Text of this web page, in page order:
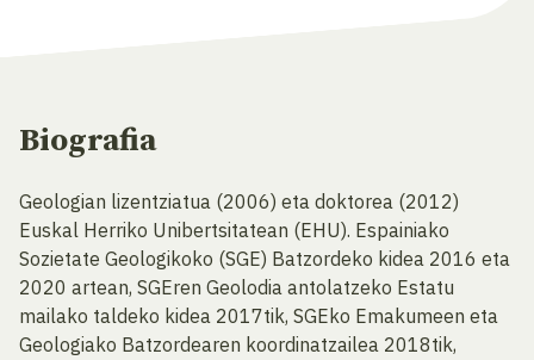
Biografia
Geologian lizentziatua (2006) eta doktorea (2012)
Euskal Herriko Unibertsitatean (EHU). Espainiako
Sozietate Geologikoko (SGE) Batzordeko kidea 2016 eta
2020 artean, SGEren Geolodia antolatzeko Estatu
mailako taldeko kidea 2017tik, SGEko Emakumeen eta
Geologiako Batzordearen koordinatzailea 2018tik,